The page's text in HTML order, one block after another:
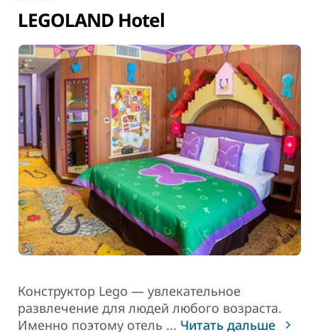
LEGOLAND Hotel
Конструктор Lego — увлекательное
развлечение для людей любого возраста.
Именно поэтому отель ... Читать дальше